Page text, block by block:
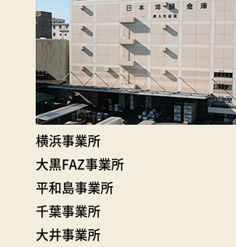
横浜事業所
大黒FAZ事業所
平和島事業所
千葉事業所
大井事業所